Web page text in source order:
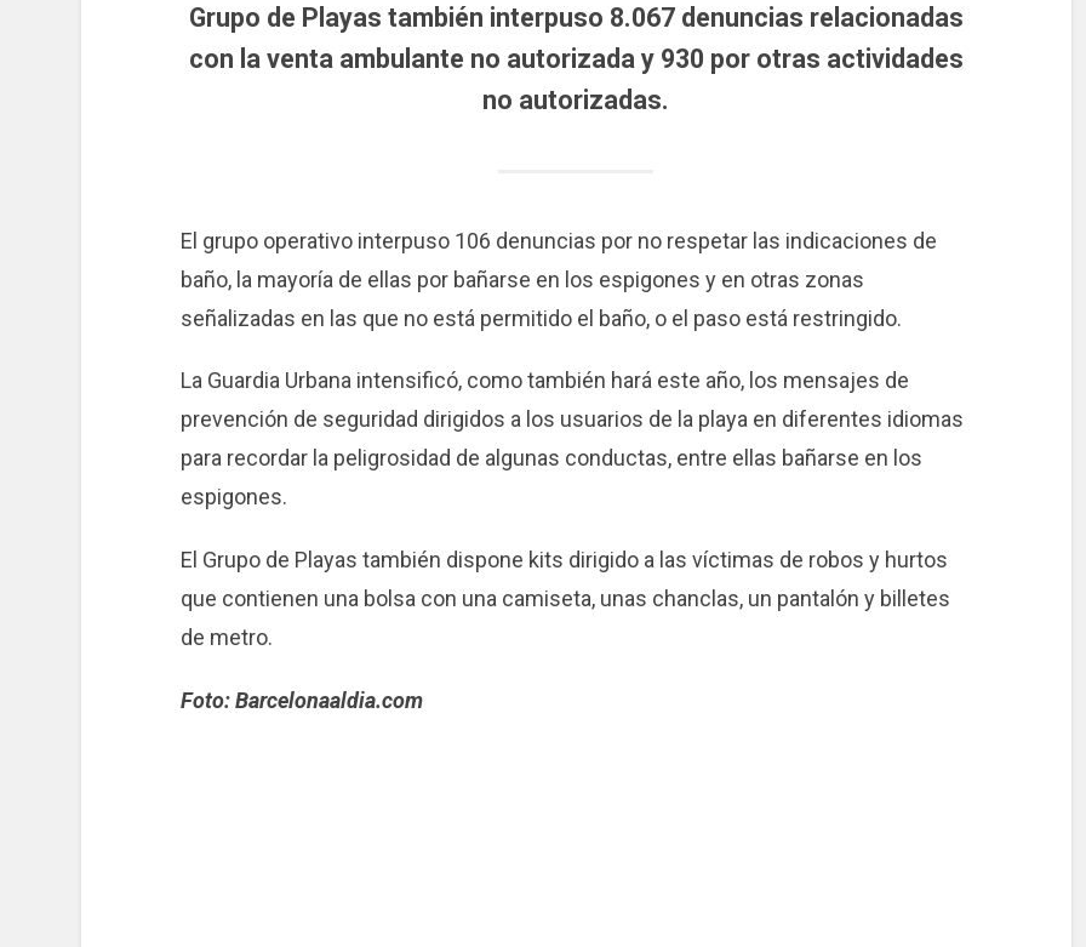
Grupo de Playas también interpuso 8.067 denuncias relacionadas
con la venta ambulante no autorizada y 930 por otras actividades
no autorizadas.
El grupo operativo interpuso 106 denuncias por no respetar las indicaciones de
baño, la mayoría de ellas por bañarse en los espigones y en otras zonas
señalizadas en las que no está permitido el baño, o el paso está restringido.
La Guardia Urbana intensificó, como también hará este año, los mensajes de
prevención de seguridad dirigidos a los usuarios de la playa en diferentes idiomas
para recordar la peligrosidad de algunas conductas, entre ellas bañarse en los
espigones.
El Grupo de Playas también dispone kits dirigido a las víctimas de robos y hurtos
que contienen una bolsa con una camiseta, unas chanclas, un pantalón y billetes
de metro.
Foto: Barcelonaaldia.com